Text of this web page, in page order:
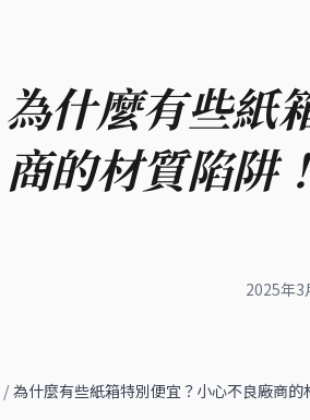
為什麼有些紙
商的材質陷阱
2025年3
/ 為什麼有些紙箱特別便宜？小心不良廠商